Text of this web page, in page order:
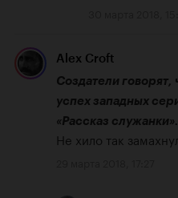
Alex Croft
Создатели говорят,
успех западных
«Рассказ служанки».
Не хило так